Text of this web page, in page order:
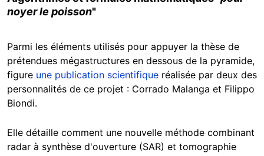
noyer le poisson"
Parmi les éléments utilisés pour appuyer la thèse de
prétendues mégastructures en dessous de la pyramide,
figure une publication scientifique réalisée par deux des
personnalités de ce projet : Corrado Malanga et Filippo
Biondi.
Elle détaille comment une nouvelle méthode combinant
radar à synthèse d'ouverture (SAR) et tomographie